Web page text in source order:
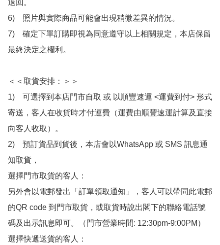
退回。
6)　照片與實際商品可能會出現稍微差異的情況。
7)　確定下單訂購即視為同意遵守以上相關規定，本店保留
最終決定之權利。
＜＜取貨安排：＞＞
1)　可選擇到本店門市自取 或 以順豐速運 <運費到付> 形式
寄送，客人在收貨時才付運費（運費由順豐速運計算及直接
向客人收取）。
2)　預訂貨品到貨後，本店會以WhatsApp 或 SMS 訊息通
知取貨，
選擇門市取貨的客人：
另外會以電郵發出「訂單領取通知」，客人可以帶同此電郵
的QR code 到門市取貨，或取貨時說出閣下的聯絡電話號
碼及出示訊息即可。（門市營業時間: 12:30pm-9:00PM）
選擇快遞送貨的客人：